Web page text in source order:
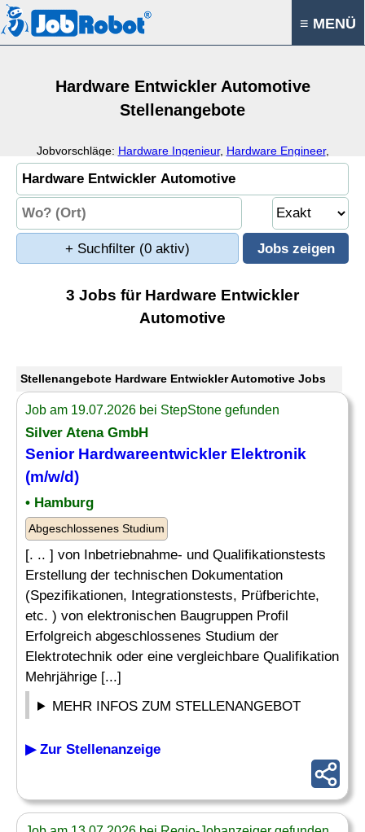
≡ MENÜ
Hardware Entwickler Automotive
Stellenangebote
Jobvorschläge: Hardware Ingenieur, Hardware Engineer,
Hardware,Entwicklung
+ Suchfilter (0 aktiv)
3 Jobs für Hardware Entwickler
Automotive
Stellenangebote Hardware Entwickler Automotive Jobs
Job am 19.07.2026 bei StepStone gefunden
Silver Atena GmbH
Senior Hardwareentwickler Elektronik
(m/w/d)
• Hamburg
Abgeschlossenes Studium
[. .. ] von Inbetriebnahme- und Qualifikationstests
Erstellung der technischen Dokumentation
(Spezifikationen, Integrationstests, Prüfberichte,
etc. ) von elektronischen Baugruppen Profil
Erfolgreich abgeschlossenes Studium der
Elektrotechnik oder eine vergleichbare Qualifikation
Mehrjährige [...]
MEHR INFOS ZUM STELLENANGEBOT
▶ Zur Stellenanzeige